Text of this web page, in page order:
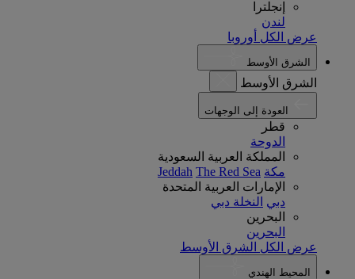
إنجلترا
لندن
عرض الكل أوروبا
الشرق الأوسط
الشرق الأوسط
قطر
الدوحة
المملكة العربية السعودية
مكة
Jeddah The Red Sea
الإمارات العربية المتحدة
دبي النخلة دبي
البحرين
البحرين
عرض الكل الشرق الأوسط
المحيط الهندي